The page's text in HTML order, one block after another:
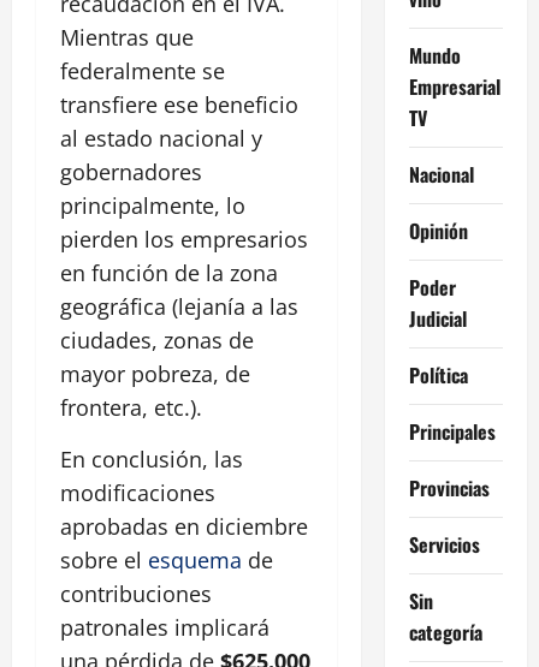
Mientras que
federalmente se
transfiere ese beneficio
al estado nacional y
gobernadores
principalmente, lo
pierden los empresarios
en función de la zona
geográfica (lejanía a las
ciudades, zonas de
mayor pobreza, de
frontera, etc.).
En conclusión, las
modificaciones
aprobadas en diciembre
sobre el esquema de
contribuciones
patronales implicará
una pérdida de $625.000
Mundo
Empresarial
TV
Nacional
Opinión
Poder
Judicial
Política
Principales
Provincias
Servicios
Sin
categoría